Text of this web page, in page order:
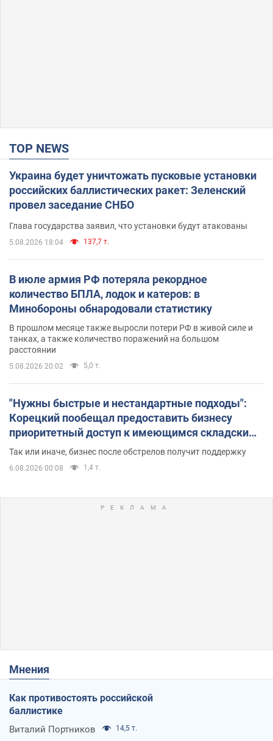
TOP NEWS
Украина будет уничтожать пусковые установки
российских баллистических ракет: Зеленский
провел заседание СНБО
Глава государства заявил, что установки будут атакованы
5.08.2026 18:04 137,7 т.
В июле армия РФ потеряла рекордное
количество БПЛА, лодок и катеров: в
Минобороны обнародовали статистику
В прошлом месяце также выросли потери РФ в живой силе и
танках, а также количество поражений на большом
расстоянии
5.08.2026 20:02 5,0 т.
"Нужны быстрые и нестандартные подходы":
Корецкий пообещал предоставить бизнесу
приоритетный доступ к имеющимся складским
помещениям
Так или иначе, бизнес после обстрелов получит поддержку
6.08.2026 00:08 1,4 т.
Мнения
Как противостоять российской
баллистике
Виталий Портников 14,5 т.